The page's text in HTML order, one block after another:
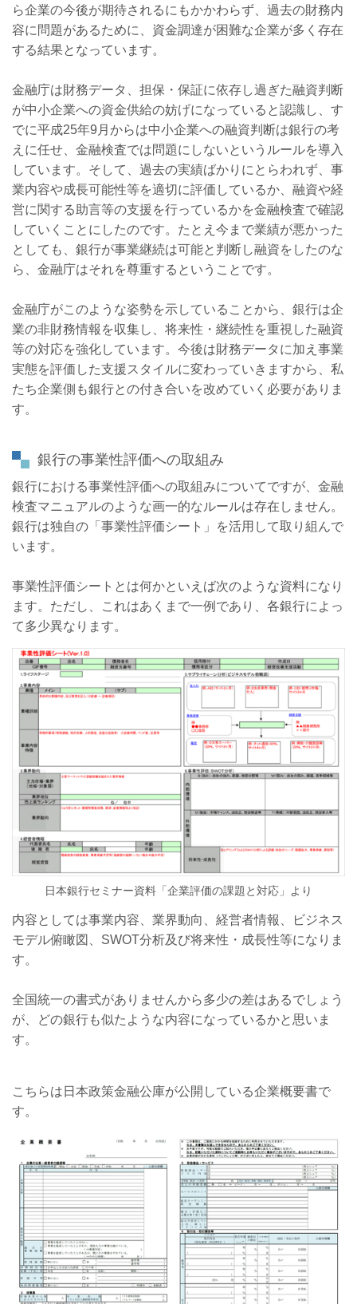
ら企業の今後が期待されるにもかかわらず、過去の財務内
容に問題があるために、資金調達が困難な企業が多く存在
する結果となっています。
金融庁は財務データ、担保・保証に依存し過ぎた融資判断
が中小企業への資金供給の妨げになっていると認識し、す
でに平成25年9 月からは中小企業への融資判断は銀行の考
えに任せ、金融検査では問題にしないというルールを導入
しています。そして、過去の実績ばかりにとらわれず、事
業内容や成長可能性等を適切に評価しているか、融資や経
営に関する助言等の支援を行っているかを金融検査で確認
していくことにしたのです。たとえ今まで業績が悪かった
としても、銀行が事業継続は可能と判断し融資をしたのな
ら、金融庁はそれを尊重するということです。
金融庁がこのような姿勢を示していることから、銀行は企
業の非財務情報を収集し、将来性・継続性を重視した融資
等の対応を強化しています。今後は財務データに加え事業
実態を評価した支援スタイルに変わっていきますから、私
たち企業側も銀行との付き合いを改めていく必要がありま
す。
銀行の事業性評価への取組み
銀行における事業性評価への取組みについてですが、金融
検査マニュアルのような画一的なルールは存在しません。
銀行は独自の「事業性評価シート」を活用して取り組んで
います。
事業性評価シートとは何かといえば次のような資料になり
ます。ただし、これはあくまで一例であり、各銀行によっ
て多少異なります。
日本銀行セミナー資料「 企業評価の課題と対応 」より
内容としては事業内容、業界動向、経営者情報、ビジネス
モデル俯瞰図、SWOT分析及び将来性・成長性等になりま
す。
全国統一の書式がありませんから多少の差はあるでしょう
が、どの銀行も似たような内容になっているかと思いま
す。
こちらは日本政策金融公庫が公開している企業概要書で
す。